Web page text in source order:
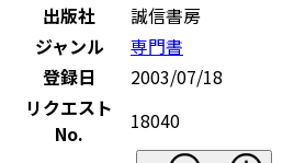
出版社
誠信書房
ジャンル
専門書
登録日
2003/07/18
リクエスト
No.
18040